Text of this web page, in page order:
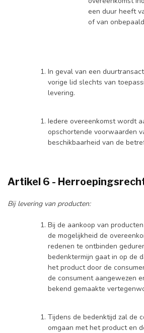
een duur heeft
of van
In geval van een
vorige lid slechts van
levering.
Iedere overeenkomst wordt
opschortende voorwaarden
beschikbaarheid van de
Artikel 6 -
Bij levering van producten:
Bij de aankoop van
de mogelijkheid de
redenen te ontbinden
bedenktermijn gaat in op de
het product door de
de consument aangewezen
bekend gemaakte
Tijdens de bedenktijd zal de
omgaan met het product en